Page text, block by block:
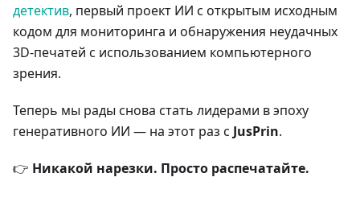
детектив, первый проект ИИ с открытым исходным
кодом для мониторинга и обнаружения неудачных
3D-печатей с использованием компьютерного
зрения.
Теперь мы рады снова стать лидерами в эпоху
генеративного ИИ — на этот раз с JusPrin.
👉 Никакой нарезки. Просто распечатайте.